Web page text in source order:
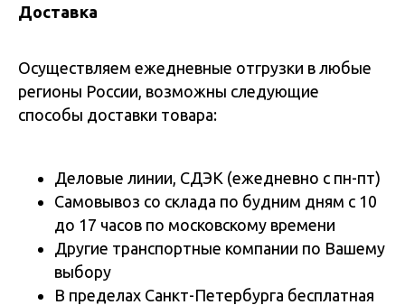
Доставка
Осуществляем ежедневные отгрузки в любые
регионы России, возможны следующие
способы доставки товара:
Деловые линии, СДЭК (ежедневно с пн-пт)
Самовывоз со склада по будним дням с 10
до 17 часов по московскому времени
Другие транспортные компании по Вашему
выбору
В пределах Санкт-Петербурга бесплатная